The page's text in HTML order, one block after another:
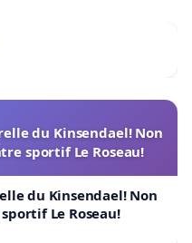
du Kinsendael! Non
sportif Le Roseau!
du Kinsendael! Non
Le Roseau!